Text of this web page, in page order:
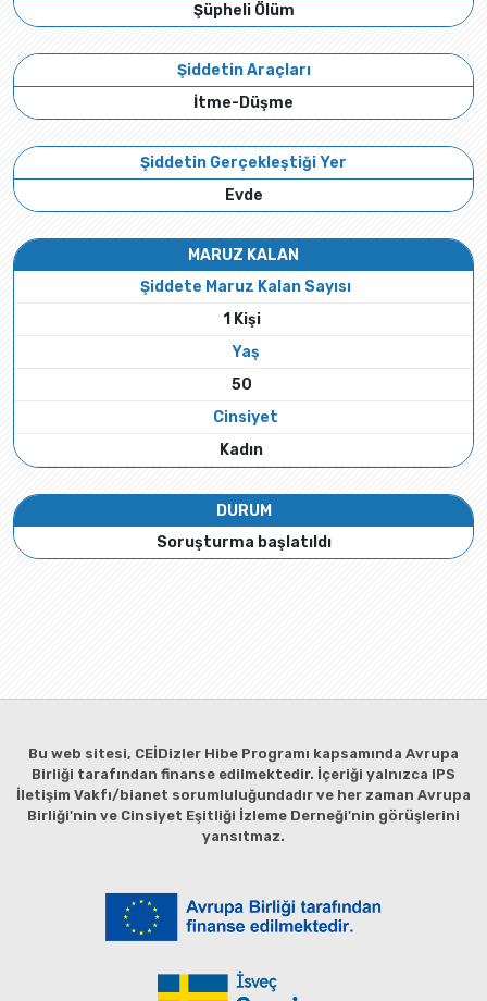
Şüpheli Ölüm
Şiddetin Araçları
İtme-Düşme
Şiddetin Gerçekleştiği Yer
Evde
MARUZ KALAN
Şiddete Maruz Kalan Sayısı
1 Kişi
Yaş
50
Cinsiyet
Kadın
DURUM
Soruşturma başlatıldı
Bu web sitesi, CEİDizler Hibe Programı kapsamında Avrupa
Birliği tarafından finanse edilmektedir. İçeriği yalnızca IPS
İletişim Vakfı/bianet sorumluluğundadır ve her zaman Avrupa
Birliği'nin ve Cinsiyet Eşitliği İzleme Derneği'nin görüşlerini
yansıtmaz.